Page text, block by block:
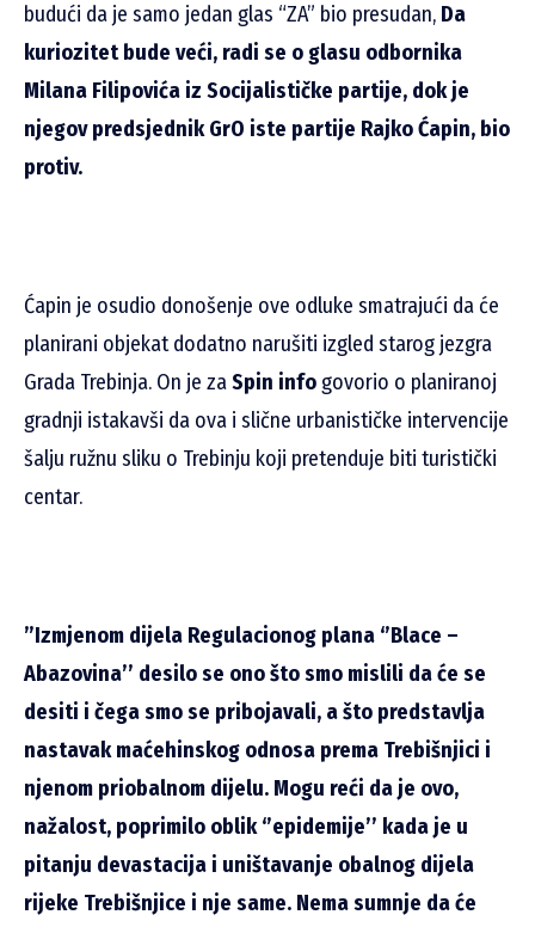
budući da je samo jedan glas “ZA” bio presudan, Da
kuriozitet bude veći, radi se o glasu odbornika
Milana Filipovića iz Socijalističke partije, dok je
njegov predsjednik GrO iste partije Rajko Ćapin, bio
protiv.
Ćapin je osudio donošenje ove odluke smatrajući da će
planirani objekat dodatno narušiti izgled starog jezgra
Grada Trebinja. On je zaSpin info govorio o planiranoj
gradnji istakavši da ova i slične urbanističke intervencije
šalju ružnu sliku o Trebinju koji pretenduje biti turistički
centar.
”Izmjenom dijela Regulacionog plana ‘’Blace –
Abazovina’’ desilo se ono što smo mislili da će se
desiti i čega smo se pribojavali, a što predstavlja
nastavak maćehinskog odnosa prema Trebišnjici i
njenom priobalnom dijelu. Mogu reći da je ovo,
nažalost, poprimilo oblik ‘’epidemije’’ kada je u
pitanju devastacija i uništavanje obalnog dijela
rijeke Trebišnjice i nje same. Nema sumnje da će